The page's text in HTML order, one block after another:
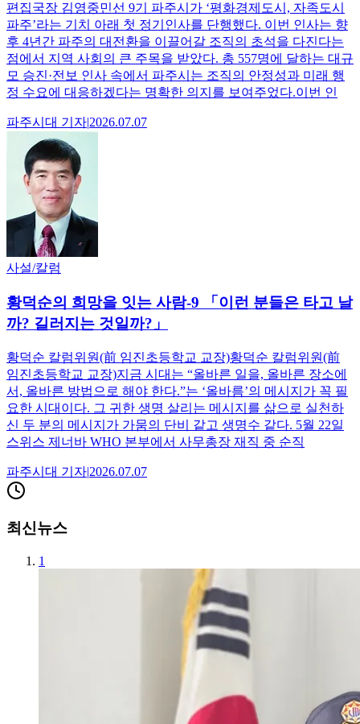
편집국장 김영중민선 9기 파주시가 ‘평화경제도시, 자족도시
파주’라는 기치 아래 첫 정기인사를 단행했다. 이번 인사는 향
후 4년간 파주의 대전환을 이끌어갈 조직의 초석을 다진다는
점에서 지역 사회의 큰 주목을 받았다. 총 557명에 달하는 대규
모 승진·전보 인사 속에서 파주시는 조직의 안정성과 미래 행
정 수요에 대응하겠다는 명확한 의지를 보여주었다.이번 인
파주시대 기자|2026.07.07
사설/칼럼
황덕순의 희망을 잇는 사람-9 「이런 분들은 타고 날
까? 길러지는 것일까?」
황덕순 칼럼위원(前 임진초등학교 교장)황덕순 칼럼위원(前
임진초등학교 교장)지금 시대는 “올바른 일을, 올바른 장소에
서, 올바른 방법으로 해야 한다.”는 ‘올바름’의 메시지가 꼭 필
요한 시대이다. 그 귀한 생명 살리는 메시지를 삶으로 실천하
신 두 분의 메시지가 가뭄의 단비 같고 생명수 같다. 5월 22일
스위스 제너바 WHO 본부에서 사무총장 재직 중 순직
파주시대 기자|2026.07.07
최신뉴스
1